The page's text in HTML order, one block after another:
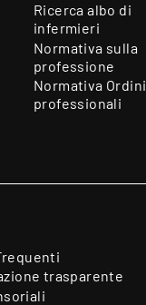
Ricerca albo di
infermieri
Normativa sulla
professione
Normativa Ordini
professionali
trasparente